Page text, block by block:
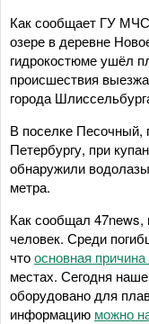
Как сообщает ГУ
озере в деревне
гидрокостюме ушёл
происшествия
города
В поселке
Петербургу, при
обнаружили
метра.
Как сообщал 47news,
человек. Среди
чтоосновная причина
местах. Сегодня
оборудовано для
информацию можно